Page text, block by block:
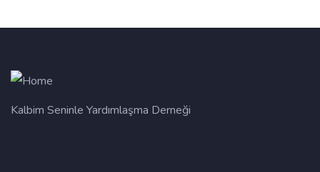
Kalbim Seninle Yardımlaşma Derneği